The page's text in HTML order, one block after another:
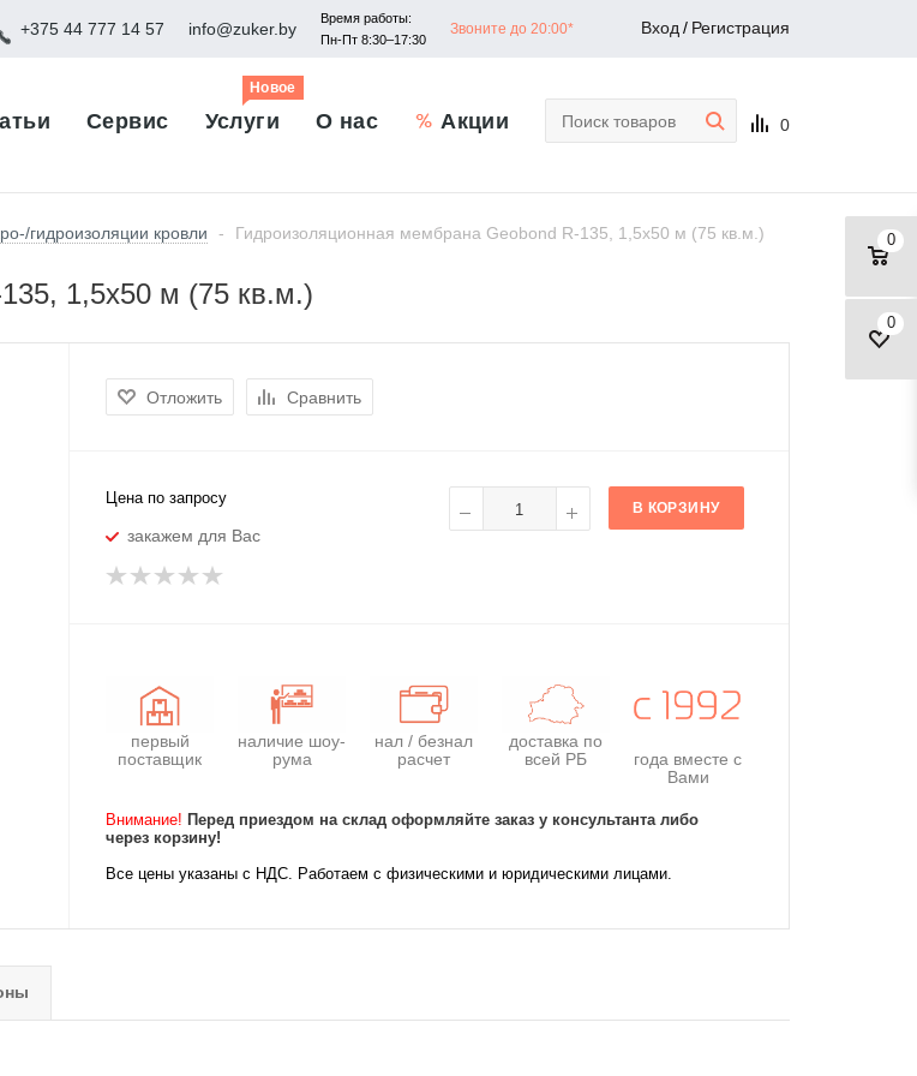
+375 44 777 14 57 info@zuker.by
Время работы:
Пн-Пт 8:30–17:30
Звоните до 20:00* Вход / Регистрация
Сервис Услуги
Новое
О нас Акции 0
0
0
гидроизоляции кровли - Гидроизоляционная мембрана Geobond R-135, 1,5x50 м (75 кв.м.)
1,5x50 м (75 кв.м.)
Отложить Сравнить
Цена по запросу
закажем для Вас
В КОРЗИНУ
первый
поставщик
наличие шоу-
рума
нал / безнал
расчет
доставка по
всей РБ
года вместе с
Вами
Внимание! Перед приездом на склад оформляйте заказ у консультанта либо
через корзину!
Все цены указаны с НДС. Работаем с физическими и юридическими лицами.